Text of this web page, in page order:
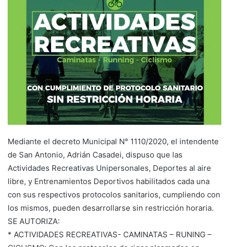
Mediante el decreto Municipal N° 1110/2020, el intendente
de San Antonio, Adrián Casadei, dispuso que las
Actividades Recreativas Unipersonales, Deportes al aire
libre, y Entrenamientos Deportivos habilitados cada una
con sus respectivos protocolos sanitarios, cumpliendo con
los mismos, pueden desarrollarse sin restricción horaria.
SE AUTORIZA:
* ACTIVIDADES RECREATIVAS- CAMINATAS – RUNING –